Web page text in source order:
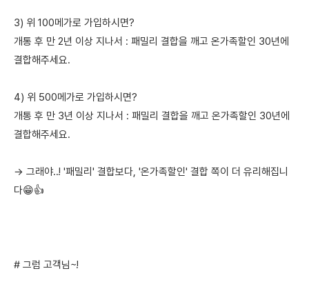
3) 위 100메가로 가입하시면?
개통 후 만 2년 이상 지나서 : 패밀리 결합을 깨고 온가족할인 30년에
결합해주세요.
4) 위 500메가로 가입하시면?
개통 후 만 3년 이상 지나서 : 패밀리 결합을 깨고 온가족할인 30년에
결합해주세요.
→ 그래야..! '패밀리' 결합보다, '온가족할인' 결합 쪽이 더 유리해집니
다😁👍
# 그럼 고객님~!